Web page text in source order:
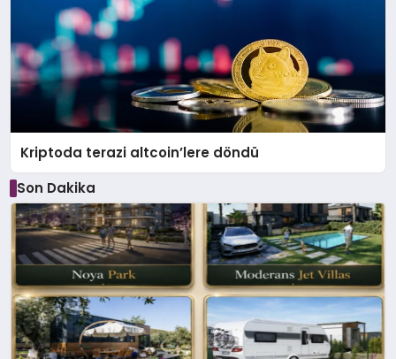
Kriptoda terazi altcoin’lere döndü
Son Dakika